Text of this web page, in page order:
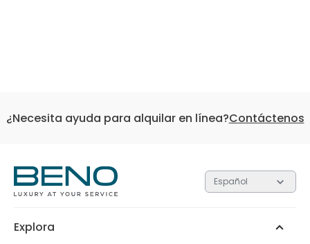
¿Necesita ayuda para alquilar en línea?Contáctenos
Español
Explora